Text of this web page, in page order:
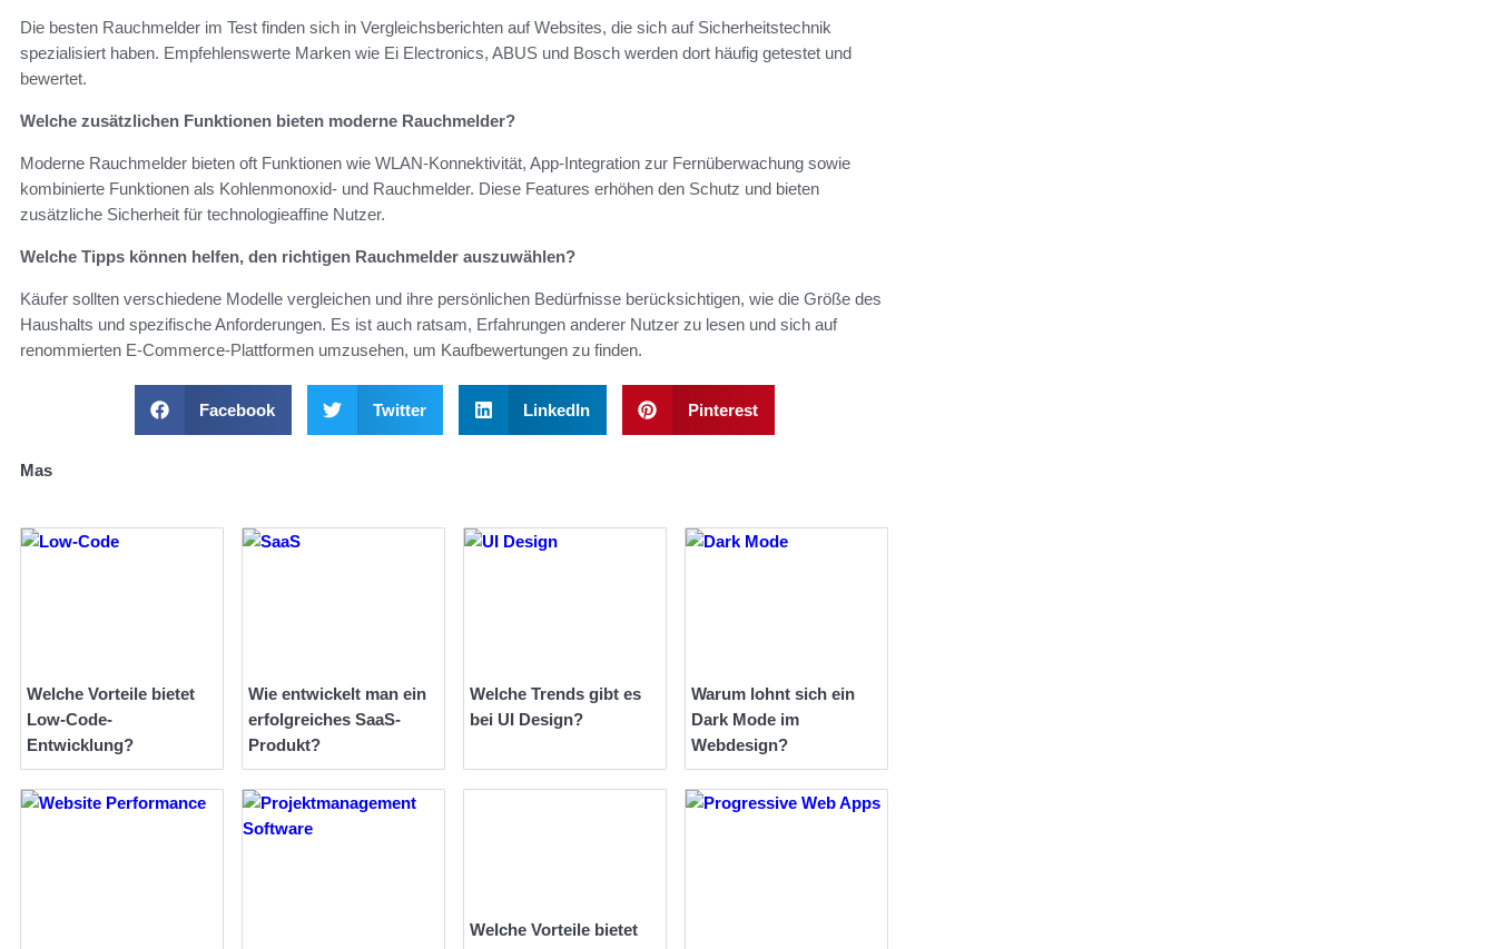
Die besten Rauchmelder im Test finden sich in Vergleichsberichten auf Websites, die sich auf Sicherheitstechnik
spezialisiert haben. Empfehlenswerte Marken wie Ei Electronics, ABUS und Bosch werden dort häufig getestet und
bewertet.
Welche zusätzlichen Funktionen bieten moderne Rauchmelder?
Moderne Rauchmelder bieten oft Funktionen wie WLAN-Konnektivität, App-Integration zur Fernüberwachung sowie
kombinierte Funktionen als Kohlenmonoxid- und Rauchmelder. Diese Features erhöhen den Schutz und bieten
zusätzliche Sicherheit für technologieaffine Nutzer.
Welche Tipps können helfen, den richtigen Rauchmelder auszuwählen?
Käufer sollten verschiedene Modelle vergleichen und ihre persönlichen Bedürfnisse berücksichtigen, wie die Größe des
Haushalts und spezifische Anforderungen. Es ist auch ratsam, Erfahrungen anderer Nutzer zu lesen und sich auf
renommierten E-Commerce-Plattformen umzusehen, um Kaufbewertungen zu finden.
Facebook Twitter LinkedIn Pinterest
Mas
Welche Vorteile bietet
Low-Code-
Entwicklung?
Wie entwickelt man ein
erfolgreiches SaaS-
Produkt?
Welche Trends gibt es
bei UI Design?
Warum lohnt sich ein
Dark Mode im
Webdesign?
Welche Vorteile bietet